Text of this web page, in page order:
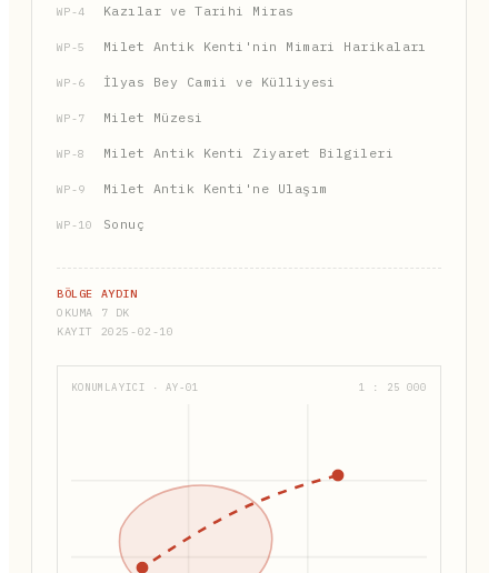
WP-4 Kazılar ve Tarihi Miras
WP-5 Milet Antik Kenti'nin Mimari Harikaları
WP-6 İlyas Bey Camii ve Külliyesi
WP-7 Milet Müzesi
WP-8 Milet Antik Kenti Ziyaret Bilgileri
WP-9 Milet Antik Kenti'ne Ulaşım
WP-10 Sonuç
BÖLGE AYDIN
OKUMA 7 DK
KAYIT 2025-02-10
KONUMLAYICI · AY-01 1 : 25 000